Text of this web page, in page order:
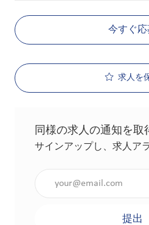
今すぐ応
求人を
同様の求人の通知を取
サインアップし、求人ア
提出